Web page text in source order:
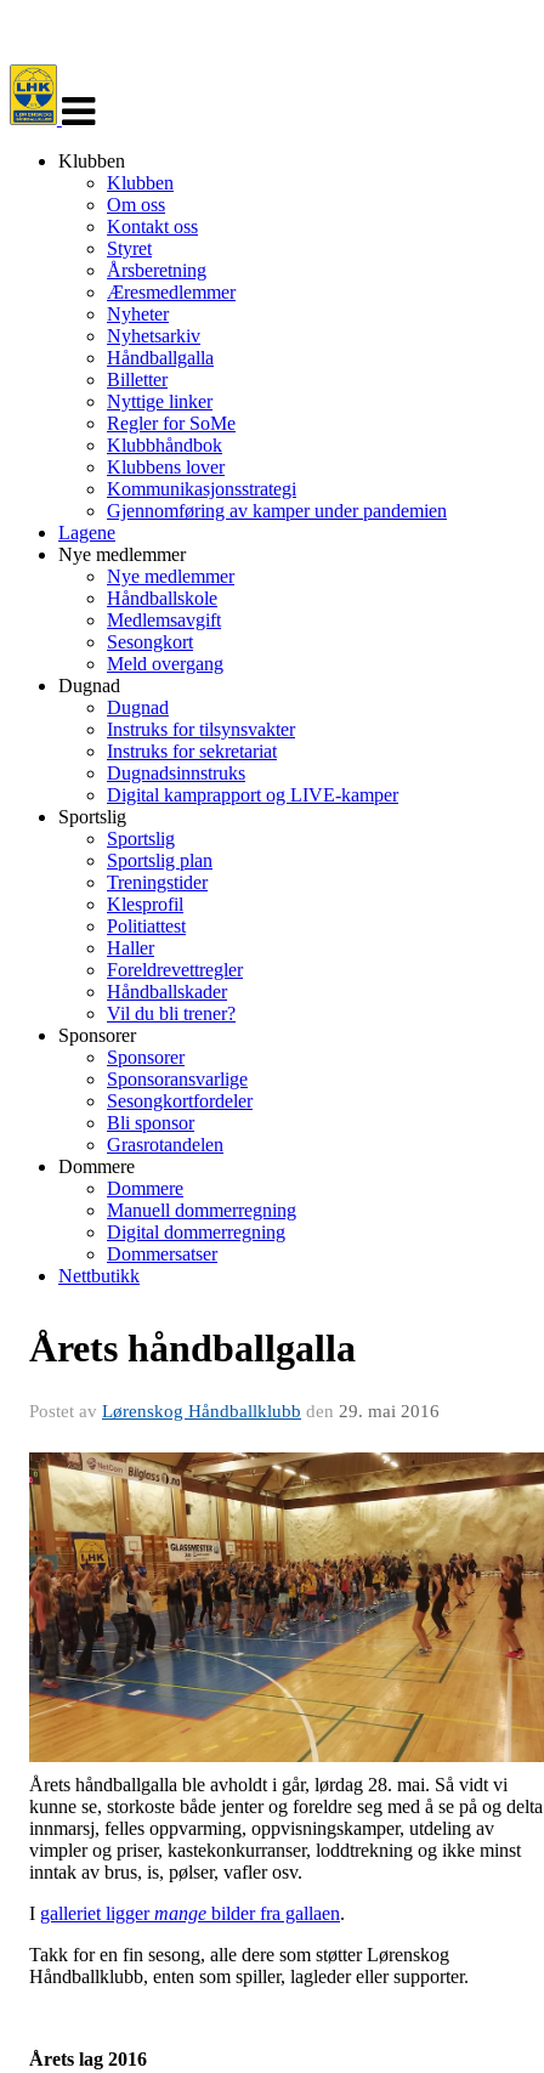
navigasjon
Klubben
Klubben
Om oss
Kontakt oss
Styret
Årsberetning
Æresmedlemmer
Nyheter
Nyhetsarkiv
Håndballgalla
Billetter
Nyttige linker
Regler for SoMe
Klubbhåndbok
Klubbens lover
Kommunikasjonsstrategi
Gjennomføring av kamper under pandemien
Lagene
Nye medlemmer
Nye medlemmer
Håndballskole
Medlemsavgift
Sesongkort
Meld overgang
Dugnad
Dugnad
Instruks for tilsynsvakter
Instruks for sekretariat
Dugnadsinnstruks
Digital kamprapport og LIVE-kamper
Sportslig
Sportslig
Sportslig plan
Treningstider
Klesprofil
Politiattest
Haller
Foreldrevettregler
Håndballskader
Vil du bli trener?
Sponsorer
Sponsorer
Sponsoransvarlige
Sesongkortfordeler
Bli sponsor
Grasrotandelen
Dommere
Dommere
Manuell dommerregning
Digital dommerregning
Dommersatser
Nettbutikk
Årets håndballgalla
Postet av Lørenskog Håndballklubb den 29. mai 2016
Årets håndballgalla ble avholdt i går, lørdag 28. mai. Så vidt vi
kunne se, storkoste både jenter og foreldre seg med å se på og
innmarsj, felles oppvarming, oppvisningskamper, utdeling av
vimpler og priser, kastekonkurranser, loddtrekning og ikke minst
inntak av brus, is, pølser, vafler osv.
I galleriet liggermange bilder fra gallaen.
Takk for en fin sesong, alle dere som støtter Lørenskog
Håndballklubb, enten som spiller, lagleder eller supporter.
Årets lag 2016